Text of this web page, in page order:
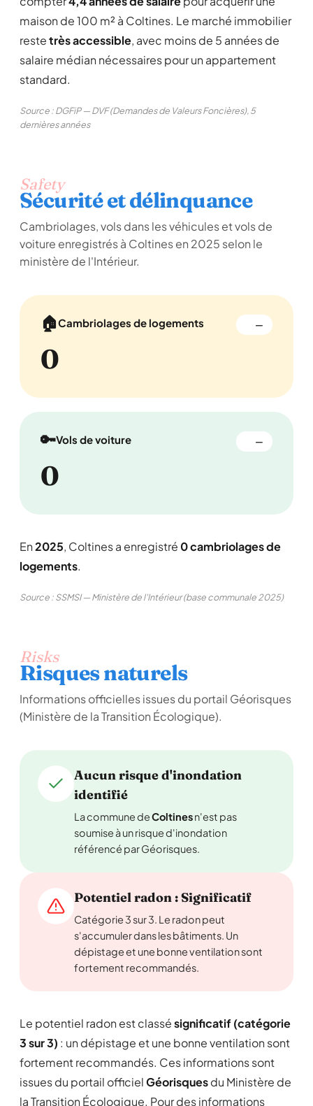
maison de 100 m² à Coltines. Le marché immobilier
restetrès accessible, avec moins de 5 années de
salaire médian nécessaires pour un appartement
standard.
Source : DGFiP — DVF (Demandes de Valeurs Foncières), 5
dernières années
Safety
Sécurité et délinquance
Cambriolages, vols dans les véhicules et vols de
voiture enregistrés à Coltines en 2025 selon le
ministère de l'Intérieur.
🏠Cambriolages de logements —
0
🔑Vols de voiture —
0
En2025, Coltines a enregistré 0 cambriolages de
logements.
Source : SSMSI — Ministère de l'Intérieur (base communale 2025)
Risks
Risques naturels
Informations officielles issues du portail Géorisques
(Ministère de la Transition Écologique).
Aucun risque d'inondation
identifié
La commune deColtinesn'est pas
soumise à un risque d'inondation
référencé par Géorisques.
Potentiel radon : Significatif
Catégorie 3 sur 3. Le radon peut
s'accumuler dans les bâtiments. Un
dépistage et une bonne ventilation sont
fortement recommandés.
Le potentiel radon est classésignificatif (catégorie
3 sur 3) : un dépistage et une bonne ventilation sont
fortement recommandés. Ces informations sont
issues du portail officielGéorisquesdu Ministère de
la Transition Écologique. Pour des informations